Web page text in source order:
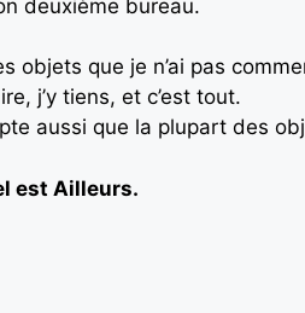
deuxième bureau.
objets que je n’ai pas
j’y tiens, et c’est tout.
aussi que la plupart des
est Ailleurs.